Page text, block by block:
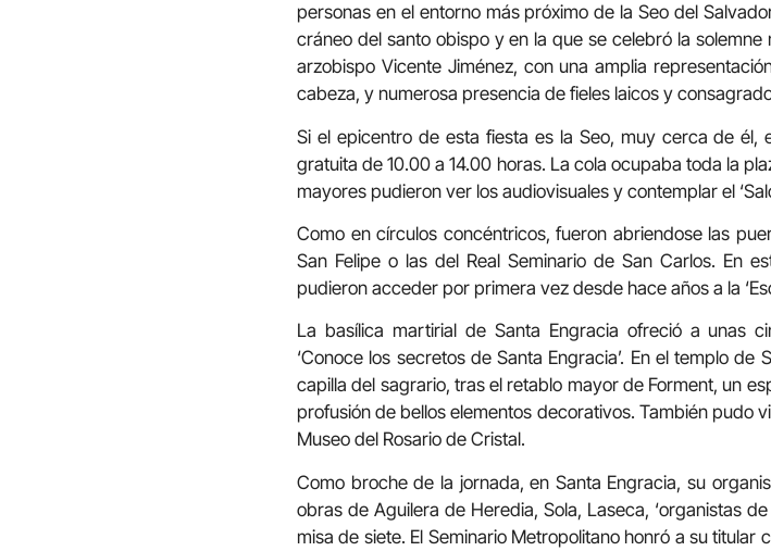
personas en el entorno más próximo de la Seo del
cráneo del santo obispo y en la que se celebró la
arzobispo Vicente Jiménez, con una amplia
cabeza, y numerosa presencia de fieles laicos y
Si el epicentro de esta fiesta es la Seo, muy cerca de
gratuita de 10.00 a 14.00 horas. La cola ocupaba toda la
mayores pudieron ver los audiovisuales y contemplar el
Como en círculos concéntricos, fueron abriendose las
San Felipe o las del Real Seminario de San Carlos. En
pudieron acceder por primera vez desde hace años a la
La basílica martirial de Santa Engracia ofreció a unas
‘Conoce los secretos de Santa Engracia’. En el templo
capilla del sagrario, tras el retablo mayor de Forment, un
profusión de bellos elementos decorativos. También pudo
Museo del Rosario de Cristal.
Como broche de la jornada, en Santa Engracia, su
obras de Aguilera de Heredia, Sola, Laseca, ‘organistas
misa de siete. El Seminario Metropolitano honró a su titular